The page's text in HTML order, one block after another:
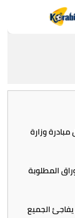
تفاصيل مبادرة وزارة
على الأوراق المطلوبة
الجميع